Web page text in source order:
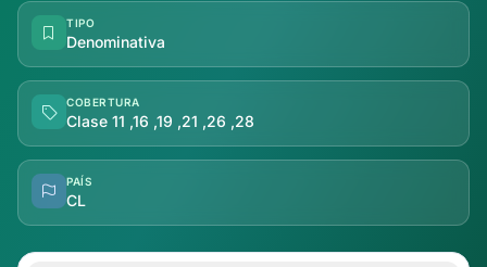
TIPO
Denominativa
COBERTURA
Clase 11 ,16 ,19 ,21 ,26 ,28
PAÍS
CL